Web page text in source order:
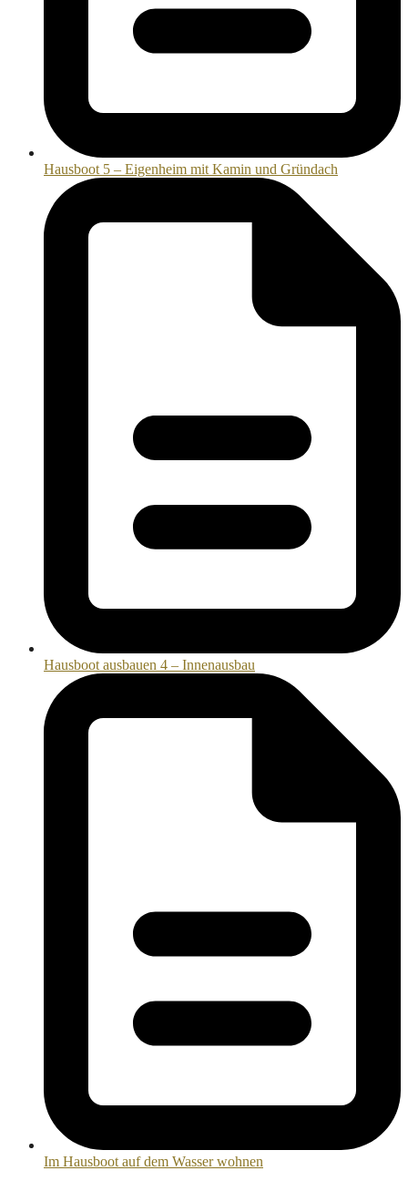
Hausboot 5 – Eigenheim mit Kamin und Gründach
Hausboot ausbauen 4 – Innenausbau
Im Hausboot auf dem Wasser wohnen